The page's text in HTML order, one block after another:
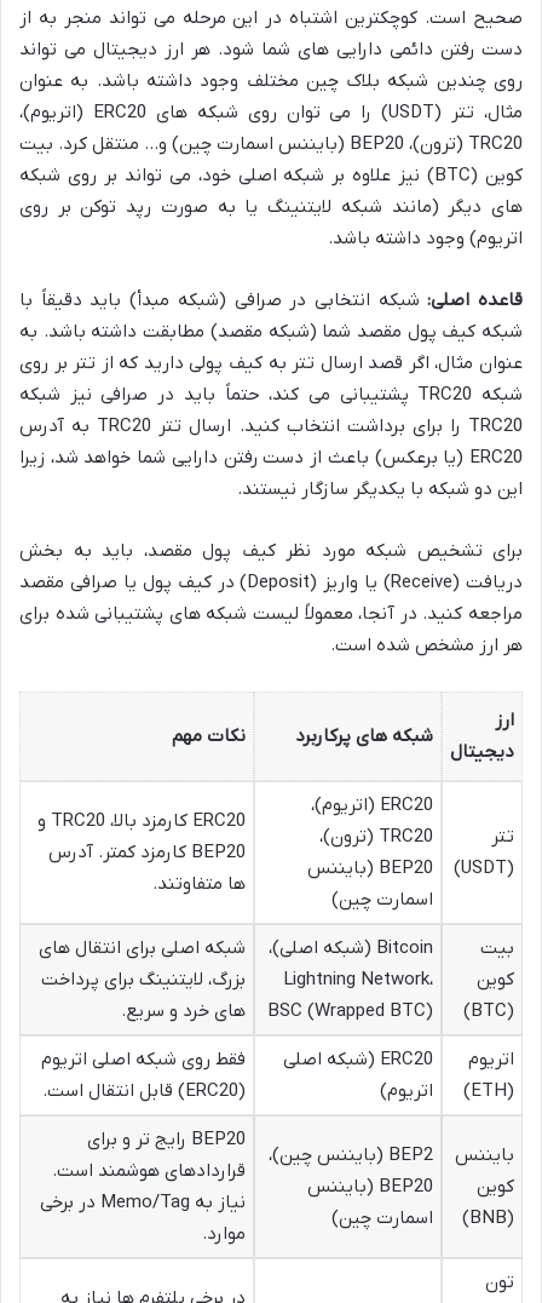
صحیح است. کوچکترین اشتباه در این مرحله می تواند منجر به از
دست رفتن دائمی دارایی های شما شود. هر ارز دیجیتال می تواند
روی چندین شبکه بلاک چین مختلف وجود داشته باشد. به عنوان
مثال، تتر (USDT) را می توان روی شبکه های ERC20 (اتریوم)،
TRC20 (ترون)، BEP20 (بایننس اسمارت چین) و… منتقل کرد. بیت
کوین (BTC) نیز علاوه بر شبکه اصلی خود، می تواند بر روی شبکه
های دیگر (مانند شبکه لایتنینگ یا به صورت رپد توکن بر روی
اتریوم) وجود داشته باشد.
قاعده اصلی:شبکه انتخابی در صرافی (شبکه مبدأ) باید دقیقاً با
شبکه کیف پول مقصد شما (شبکه مقصد) مطابقت داشته باشد. به
عنوان مثال، اگر قصد ارسال تتر به کیف پولی دارید که از تتر بر روی
شبکه TRC20 پشتیبانی می کند، حتماً باید در صرافی نیز شبکه
TRC20 را برای برداشت انتخاب کنید. ارسال تتر TRC20 به آدرس
ERC20 (یا برعکس) باعث از دست رفتن دارایی شما خواهد شد، زیرا
این دو شبکه با یکدیگر سازگار نیستند.
برای تشخیص شبکه مورد نظر کیف پول مقصد، باید به بخش
دریافت (Receive) یا واریز (Deposit) در کیف پول یا صرافی مقصد
مراجعه کنید. در آنجا، معمولاً لیست شبکه های پشتیبانی شده برای
هر ارز مشخص شده است.
ارز
دیجیتال
شبکه های پرکاربرد نکات مهم
تتر
(USDT)
ERC20 (اتریوم)،
TRC20 (ترون)،
BEP20 (بایننس
اسمارت چین)
ERC20 کارمزد بالا، TRC20 و
BEP20 کارمزد کمتر. آدرس
ها متفاوتند.
بیت
کوین
(BTC)
Bitcoin (شبکه اصلی)،
Lightning Network،
BSC (Wrapped BTC)
شبکه اصلی برای انتقال های
بزرگ، لایتنینگ برای پرداخت
های خرد و سریع.
اتریوم
(ETH)
ERC20 (شبکه اصلی
اتریوم)
فقط روی شبکه اصلی اتریوم
(ERC20) قابل انتقال است.
بایننس
کوین
(BNB)
BEP2 (بایننس چین)،
BEP20 (بایننس
اسمارت چین)
BEP20 رایج تر و برای
قراردادهای هوشمند است.
نیاز به Memo/Tag در برخی
موارد.
تون
در برخی پلتفرم ها نیاز به